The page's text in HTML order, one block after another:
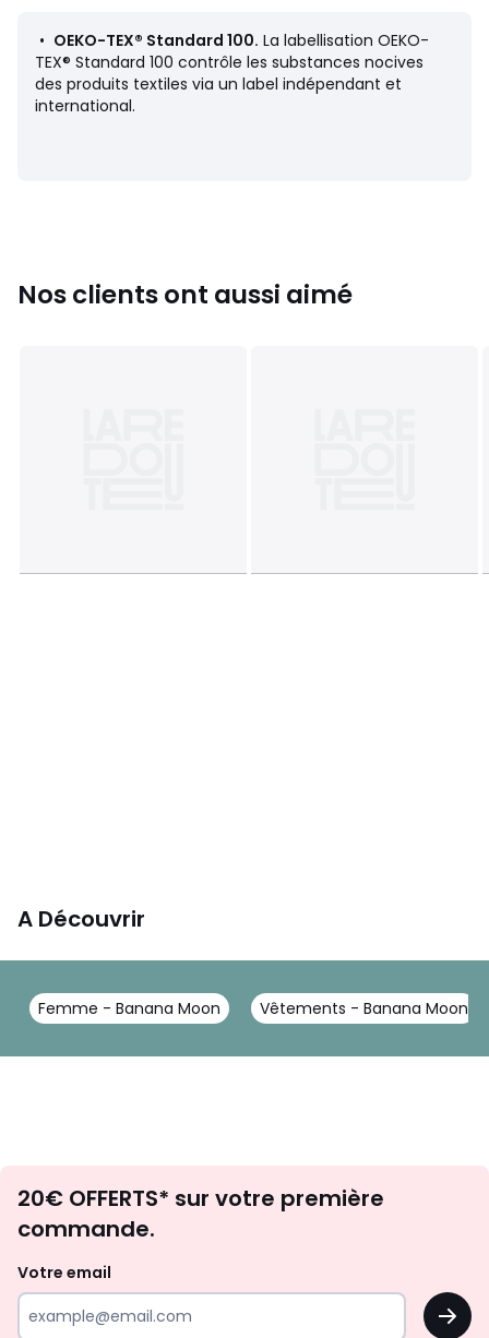
• Pour l'entretien, merci de vous référer aux indications
figurant sur l'étiquette du produit
• OEKO-TEX® Standard 100. La labellisation OEKO-
TEX® Standard 100 contrôle les substances nocives
des produits textiles via un label indépendant et
international.
Nos clients ont aussi aimé
A Découvrir
Femme - Banana Moon Vêtements - Banana Moon
d'inspirations
surprises?
20€ OFFERTS* sur votre première
commande.
Votre email
OK